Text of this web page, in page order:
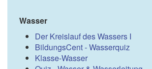
Wasser
Der Kreislauf des Wassers I
BildungsCent - Wasserquiz
Klasse-Wasser